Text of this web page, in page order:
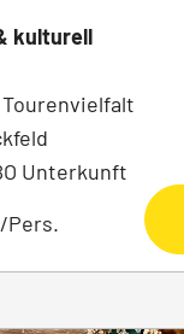
kulturell
Unterkunft
/Pers.